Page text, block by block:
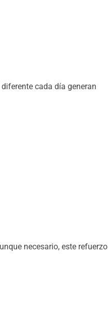
cada día generan
necesario, este refuerzo